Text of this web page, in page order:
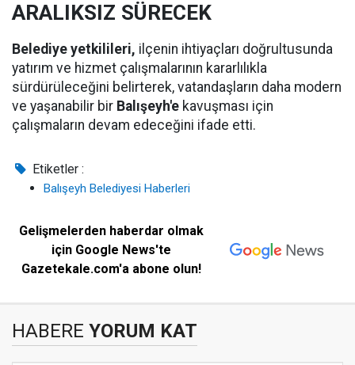
ARALIKSIZ SÜRECEK
Belediye yetkilileri, ilçenin ihtiyaçları doğrultusunda
yatırım ve hizmet çalışmalarının kararlılıkla
sürdürüleceğini belirterek, vatandaşların daha modern
ve yaşanabilir bir Balışeyh'e kavuşması için
çalışmaların devam edeceğini ifade etti.
Etiketler :
Balışeyh Belediyesi Haberleri
Gelişmelerden haberdar olmak
için Google News'te
Gazetekale.com'a abone olun!
HABERE YORUM KAT